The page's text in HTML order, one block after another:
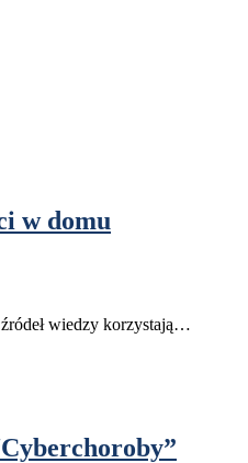
w domu
wiedzy korzystają…